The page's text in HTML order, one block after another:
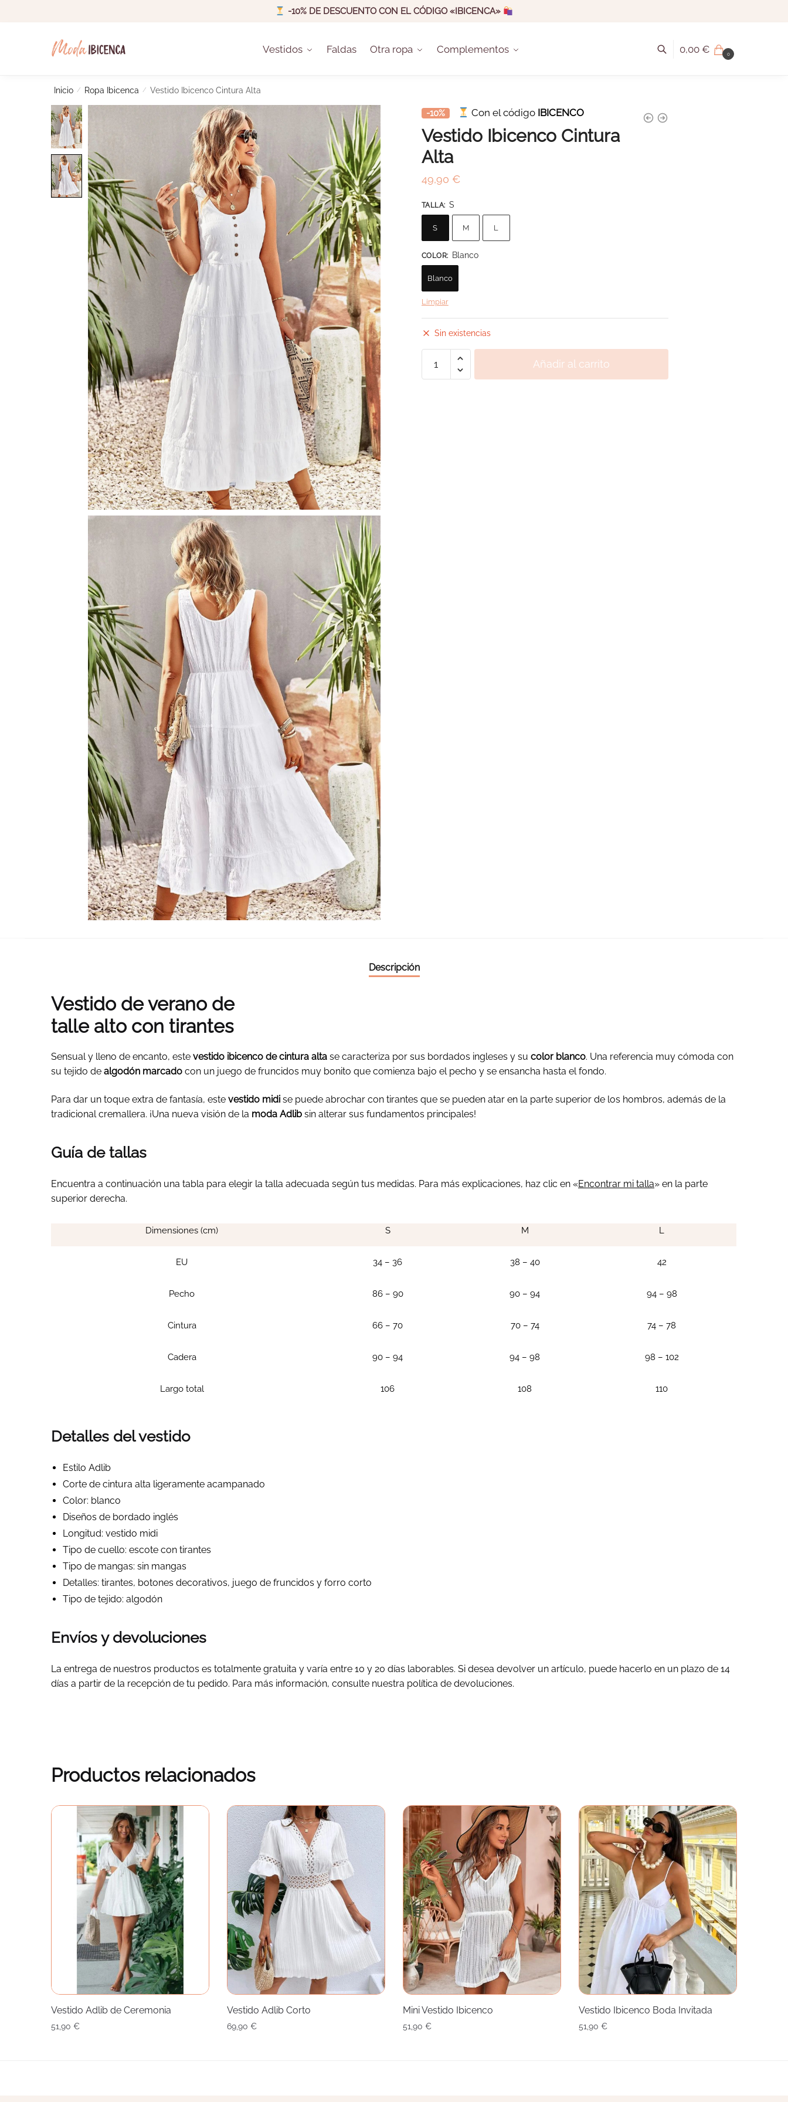
-10% DE DESCUENTO CON EL CÓDIGO «IBICENCA»
Vestidos Faldas Otra ropa Complementos 0,00 € 0
Inicio / Ropa Ibicenca / Vestido Ibicenco Cintura Alta
-10% Con el código IBICENCO
Vestido Ibicenco Cintura
Alta
49,90 €
TALLA: S
S M L
COLOR: Blanco
Blanco
Limpiar
Sin existencias
Ibicenco
Añadir al carrito
Descripción
Vestido de verano de
talle alto con tirantes
Sensual y lleno de encanto, estevestido ibicenco de cintura alta se caracteriza por sus bordados ingleses y sucolor blanco. Una referencia muy cómoda con
su tejido dealgodón marcado con un juego de fruncidos muy bonito que comienza bajo el pecho y se ensancha hasta el fondo.
Para dar un toque extra de fantasía, estevestido midi se puede abrochar con tirantes que se pueden atar en la parte superior de los hombros, además de la
tradicional cremallera. ¡Una nueva visión de la moda Adlib sin alterar sus fundamentos principales!
Guía de tallas
Encuentra a continuación una tabla para elegir la talla adecuada según tus medidas. Para más explicaciones, haz clic en «Encontrar mi talla» en la parte
superior derecha.
Dimensiones (cm) S M L
EU 34 – 36 38 – 40 42
Pecho 86 – 90 90 – 94 94 – 98
Cintura 66 – 70 70 – 74 74 – 78
Cadera 90 – 94 94 – 98 98 – 102
Largo total 106 108 110
Detalles del vestido
Estilo Adlib
Corte de cintura alta ligeramente acampanado
Color: blanco
Diseños de bordado inglés
Longitud: vestido midi
Tipo de cuello: escote con tirantes
Tipo de mangas: sin mangas
Detalles: tirantes, botones decorativos, juego de fruncidos y forro corto
Tipo de tejido: algodón
Envíos y devoluciones
La entrega de nuestros productos es totalmente gratuita y varía entre 10 y 20 días laborables. Si desea devolver un artículo, puede hacerlo en un plazo de 14
días a partir de la recepción de tu pedido. Para más información, consulte nuestra política de devoluciones.
Productos relacionados
Vestido Adlib de Ceremonia
51,90€
Vestido Adlib Corto
69,90 €
Mini Vestido Ibicenco
51,90 €
Vestido Ibicenco Boda Invitada
51,90 €